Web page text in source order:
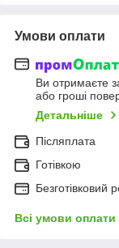
Умови оплати
Ви отримаєте
або гроші
Детальніше
Післяплата
Готівкою
Безготівковий
Всі умови оплати